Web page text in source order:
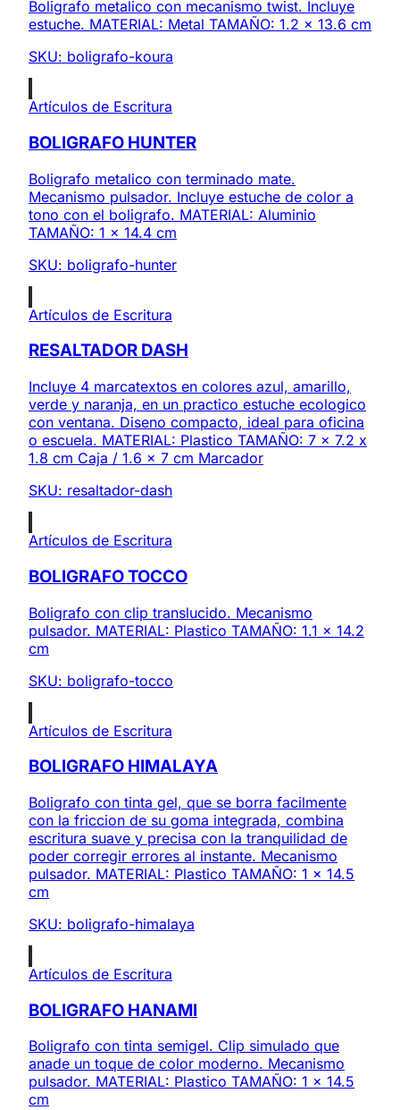
Boligrafo metalico con mecanismo twist. Incluye
estuche. MATERIAL: Metal TAMAÑO: 1.2 x 13.6 cm
SKU: boligrafo-koura
Artículos de Escritura
BOLIGRAFO HUNTER
Boligrafo metalico con terminado mate.
Mecanismo pulsador. Incluye estuche de color a
tono con el boligrafo. MATERIAL: Aluminio
TAMAÑO: 1 x 14.4 cm
SKU: boligrafo-hunter
Artículos de Escritura
RESALTADOR DASH
Incluye 4 marcatextos en colores azul, amarillo,
verde y naranja, en un practico estuche ecologico
con ventana. Diseno compacto, ideal para oficina
o escuela. MATERIAL: Plastico TAMAÑO: 7 x 7.2 x
1.8 cm Caja / 1.6 x 7 cm Marcador
SKU: resaltador-dash
Artículos de Escritura
BOLIGRAFO TOCCO
Boligrafo con clip translucido. Mecanismo
pulsador. MATERIAL: Plastico TAMAÑO: 1.1 x 14.2
cm
SKU: boligrafo-tocco
Artículos de Escritura
BOLIGRAFO HIMALAYA
Boligrafo con tinta gel, que se borra facilmente
con la friccion de su goma integrada, combina
escritura suave y precisa con la tranquilidad de
poder corregir errores al instante. Mecanismo
pulsador. MATERIAL: Plastico TAMAÑO: 1 x 14.5
cm
SKU: boligrafo-himalaya
Artículos de Escritura
BOLIGRAFO HANAMI
Boligrafo con tinta semigel. Clip simulado que
anade un toque de color moderno. Mecanismo
pulsador. MATERIAL: Plastico TAMAÑO: 1 x 14.5
cm